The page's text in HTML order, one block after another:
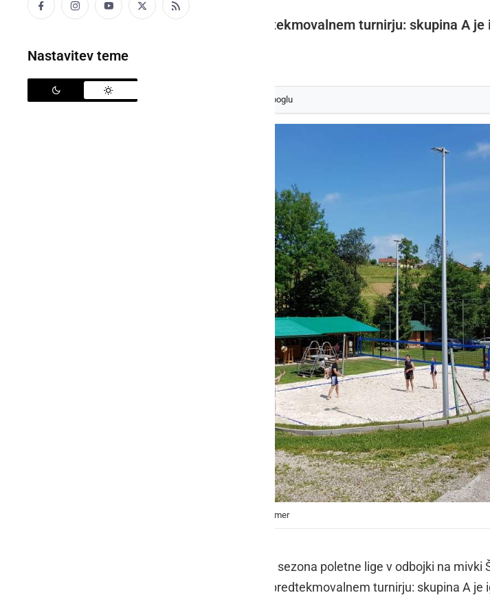
Nastavitev teme
Ekipe so se pomerile na 1. predtekmovalnem turnirju: skupina A
IzberitePrlekijo kot svoj prednostni vir na Googlu
16. sezona poletne lige v odbojki na mivki ŠZ Ljutomer
V nedeljo, 13. junija, se je pričela 16. sezona poletne lige v odbojki na
16 ekip. Ekipe so se pomerile na 1. predtekmovalnem turnirju: skupina A je